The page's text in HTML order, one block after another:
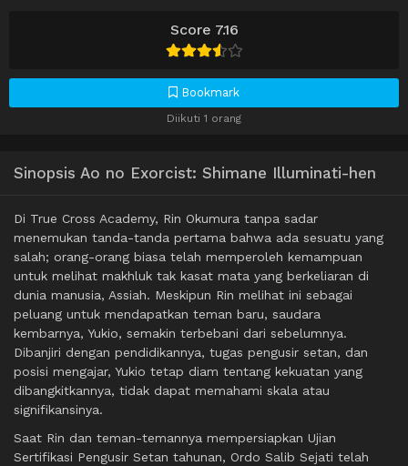
Score 7.16
Bookmark
Diikuti 1 orang
Sinopsis Ao no Exorcist: Shimane Illuminati-hen
Di True Cross Academy, Rin Okumura tanpa sadar
menemukan tanda-tanda pertama bahwa ada sesuatu yang
salah; orang-orang biasa telah memperoleh kemampuan
untuk melihat makhluk tak kasat mata yang berkeliaran di
dunia manusia, Assiah. Meskipun Rin melihat ini sebagai
peluang untuk mendapatkan teman baru, saudara
kembarnya, Yukio, semakin terbebani dari sebelumnya.
Dibanjiri dengan pendidikannya, tugas pengusir setan, dan
posisi mengajar, Yukio tetap diam tentang kekuatan yang
dibangkitkannya, tidak dapat memahami skala atau
signifikansinya.
Saat Rin dan teman-temannya mempersiapkan Ujian
Sertifikasi Pengusir Setan tahunan, Ordo Salib Sejati telah